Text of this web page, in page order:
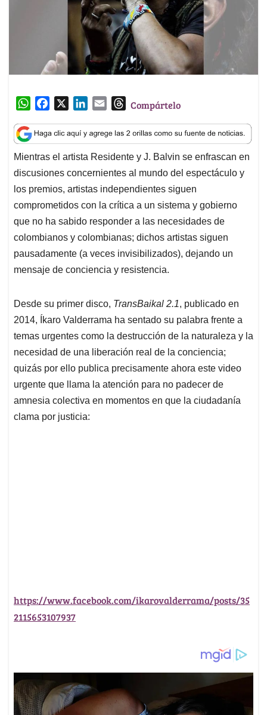
W
a
t
s
A
p
p
c
e
b
o
o
k
n
k
e
d
I
n
a
i
l
T
r
e
a
d
s
Compártelo
Mientras el artista Residente y J. Balvin se enfrascan en
discusiones concernientes al mundo del espectáculo y
los premios, artistas independientes siguen
comprometidos con la crítica a un sistema y gobierno
que no ha sabido responder a las necesidades de
colombianos y colombianas; dichos artistas siguen
pausadamente (a veces invisibilizados), dejando un
mensaje de conciencia y resistencia.
Desde su primer disco, TransBaikal 2.1, publicado en
2014, Íkaro Valderrama ha sentado su palabra frente a
temas urgentes como la destrucción de la naturaleza y la
necesidad de una liberación real de la conciencia;
quizás por ello publica precisamente ahora este video
urgente que llama la atención para no padecer de
amnesia colectiva en momentos en que la ciudadanía
clama por justicia:
https://www.facebook.com/ikarovalderrama/posts/35
2115653107937